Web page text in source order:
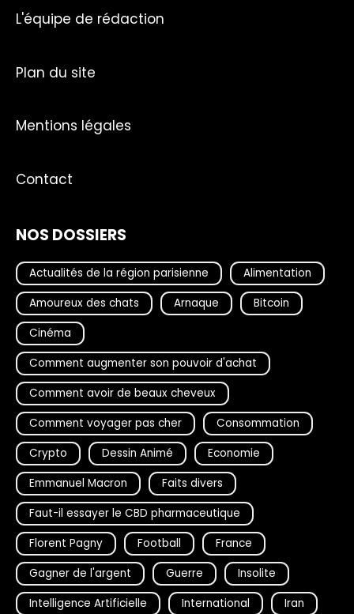
L'équipe de rédaction
Plan du site
Mentions légales
Contact
NOS DOSSIERS
Actualités de la région parisienne
Alimentation
Amoureux des chats
Arnaque
Bitcoin
Cinéma
Comment augmenter son pouvoir d'achat
Comment avoir de beaux cheveux
Comment voyager pas cher
Consommation
Crypto
Dessin Animé
Economie
Emmanuel Macron
Faits divers
Faut-il essayer le CBD pharmaceutique
Florent Pagny
Football
France
Gagner de l'argent
Guerre
Insolite
Intelligence Artificielle
International Iran